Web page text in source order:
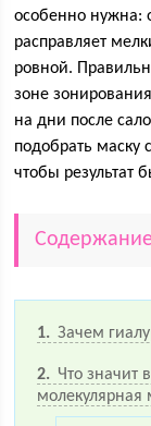
особенно нужна:
расправляет
ровной.
зоне
на дни после
подобрать маску
чтобы результат
1 Зачем
2
Что значит
молекулярная